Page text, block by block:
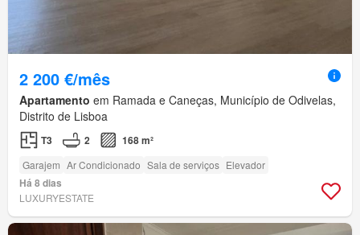
2 200 €/mês
Apartamento em Ramada e Caneças, Município de Odivelas,
Distrito de Lisboa
T3 2 168 m²
Garajem Ar Condicionado Sala de serviços Elevador
Há 8 dias
LUXURYESTATE